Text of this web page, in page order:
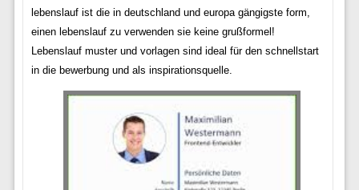
lebenslauf ist die in deutschland und europa gängigste form,
einen lebenslauf zu verwenden sie keine grußformel!
Lebenslauf muster und vorlagen sind ideal für den schnellstart
in die bewerbung und als inspirationsquelle.